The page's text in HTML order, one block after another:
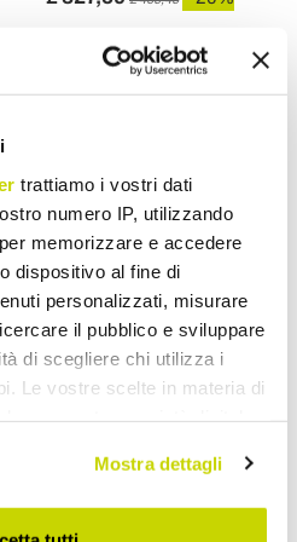
trattiamo i vostri dati
numero IP, utilizzando
memorizzare e accedere
dispositivo al fine di
personalizzati, misurare
il pubblico e sviluppare
di scegliere chi utilizza i
Le vostre scelte in materia di
consenso in qualsiasi
sui cookie o facendo clic
privacy.
Mostra dettagli
VIADURINI LIVING
TV cabinet in melamine
drawer Made in Italy -
£ 198,91